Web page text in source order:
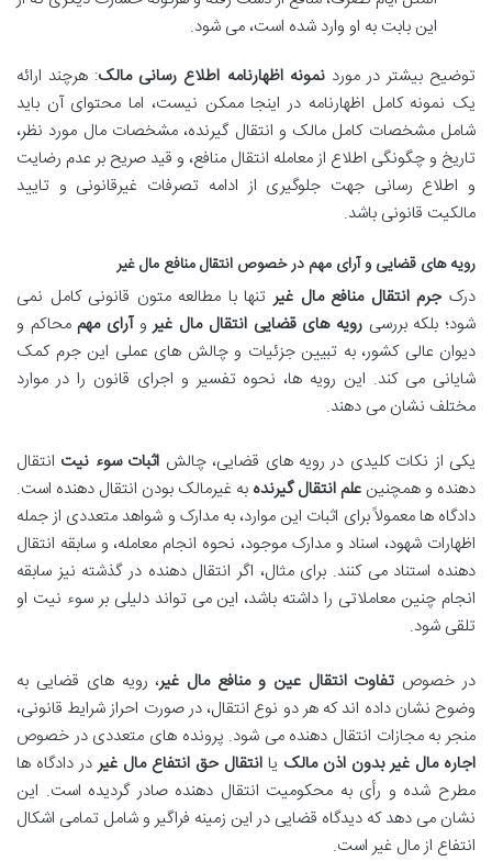
این بابت به او وارد شده است، می شود.
توضیح بیشتر در موردنمونه اظهارنامه اطلاع رسانی مالک: هرچند ارائه
یک نمونه کامل اظهارنامه در اینجا ممکن نیست، اما محتوای آن باید
شامل مشخصات کامل مالک و انتقال گیرنده، مشخصات مال مورد نظر،
تاریخ و چگونگی اطلاع از معامله انتقال منافع، و قید صریح بر عدم رضایت
و اطلاع رسانی جهت جلوگیری از ادامه تصرفات غیرقانونی و تایید
مالکیت قانونی باشد.
رویه های قضایی و آرای مهم در خصوص انتقال منافع مال غیر
درکجرم انتقال منافع مال غیرتنها با مطالعه متون قانونی کامل نمی
شود؛ بلکه بررسیرویه های قضایی انتقال مال غیروآرای مهم محاکم و
دیوان عالی کشور، به تبیین جزئیات و چالش های عملی این جرم کمک
شایانی می کند. این رویه ها، نحوه تفسیر و اجرای قانون را در موارد
مختلف نشان می دهند.
یکی از نکات کلیدی در رویه های قضایی، چالش اثبات سوء نیت انتقال
دهنده و همچنین علم انتقال گیرنده به غیرمالک بودن انتقال دهنده است.
دادگاه ها معمولاً برای اثبات این موارد، به مدارک و شواهد متعددی از جمله
اظهارات شهود، اسناد و مدارک موجود، نحوه انجام معامله، و سابقه انتقال
دهنده استناد می کنند. برای مثال، اگر انتقال دهنده در گذشته نیز سابقه
انجام چنین معاملاتی را داشته باشد، این می تواند دلیلی بر سوء نیت او
تلقی شود.
در خصوص تفاوت انتقال عین و منافع مال غیر، رویه های قضایی به
وضوح نشان داده اند که هر دو نوع انتقال، در صورت احراز شرایط قانونی،
منجر به مجازات انتقال دهنده می شود. پرونده های متعددی در خصوص
اجاره مال غیر بدون اذن مالک یا انتقال حق انتفاع مال غیر در دادگاه ها
مطرح شده و رأی به محکومیت انتقال دهنده صادر گردیده است. این
نشان می دهد که دیدگاه قضایی در این زمینه فراگیر و شامل تمامی اشکال
انتفاع از مال غیر است.